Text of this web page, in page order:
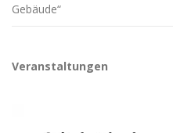
Gebäude“
Veranstaltungen